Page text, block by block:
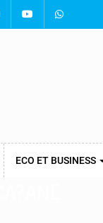
ECO ET BUSINESS